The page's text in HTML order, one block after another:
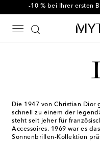
-10 % bei Ihrer ersten
Die 1947 von Christian Dior
schnell zu einem der
steht seit jeher für
Accessoires. 1969 war es
Sonnenbrillen-Kollektion